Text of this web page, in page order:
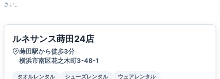
さい。
ルネサンス蒔田24店
蒔田駅から徒歩3分
横浜市南区花之木町3-48-1
タオルレンタル シューズレンタル
ウェアレンタル